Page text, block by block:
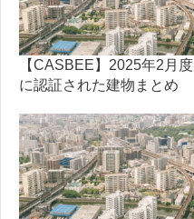
【CASBEE】2025年2月度
に認証された建物まとめ